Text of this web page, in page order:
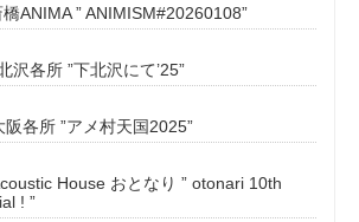
ANIMA ” ANIMISM#20260108”
沢各所 ”下北沢にて’25”
各所 ”アメ村天国2025”
House おとなり ” otonari 10th
! ”